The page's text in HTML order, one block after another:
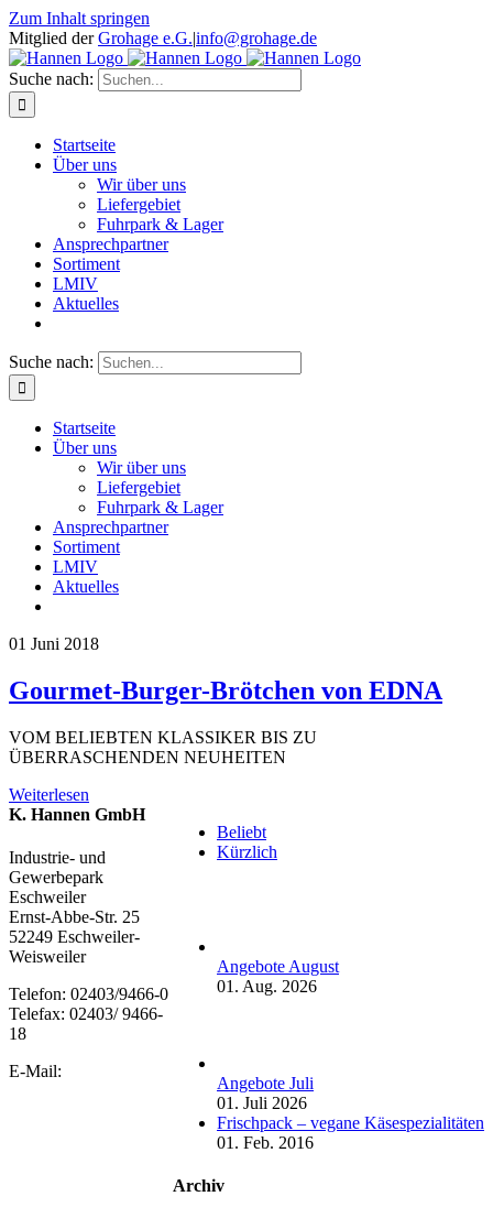
Zum Inhalt springen
Mitglied derGrohage e.G.|info@grohage.de
Suche nach:
Startseite
Über uns
Wir über uns
Liefergebiet
Fuhrpark & Lager
Ansprechpartner
Sortiment
LMIV
Aktuelles
Suche nach:
Startseite
Über uns
Wir über uns
Liefergebiet
Fuhrpark & Lager
Ansprechpartner
Sortiment
LMIV
Aktuelles
01 Juni 2018
Gourmet-Burger-Brötchen von EDNA
VOM BELIEBTEN KLASSIKER BIS ZU
ÜBERRASCHENDEN NEUHEITEN
Weiterlesen
Beliebt
Kürzlich
Angebote August
01. Aug. 2026
Angebote Juli
01. Juli 2026
Frischpack – vegane Käsespezialitäten
01. Feb. 2016
Archiv
K. Hannen GmbH
Industrie- und
Gewerbepark
Eschweiler
Ernst-Abbe-Str. 25
52249 Eschweiler-
Weisweiler
Telefon: 02403/9466-0
Telefax: 02403/ 9466-
18
E-Mail: